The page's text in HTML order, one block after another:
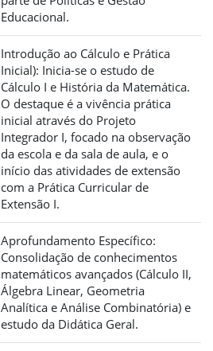
Educacional.
Introdução ao Cálculo e Prática
Inicial): Inicia-se o estudo de
Cálculo I e História da Matemática.
O destaque é a vivência prática
inicial através do Projeto
Integrador I, focado na observação
da escola e da sala de aula, e o
início das atividades de extensão
com a Prática Curricular de
Extensão I.
Aprofundamento Específico:
Consolidação de conhecimentos
matemáticos avançados (Cálculo II,
Álgebra Linear, Geometria
Analítica e Análise Combinatória) e
estudo da Didática Geral.